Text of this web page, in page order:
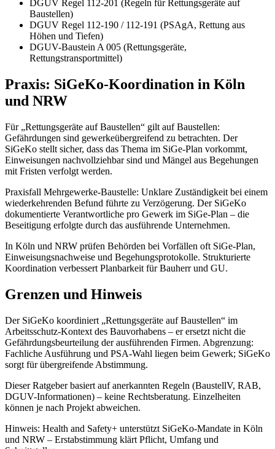
DGUV Regel 112-201 (Regeln für Rettungsgeräte auf
Baustellen)
DGUV Regel 112-190 / 112-191 (PSAgA, Rettung aus
Höhen und Tiefen)
DGUV-Baustein A 005 (Rettungsgeräte,
Rettungstransportmittel)
Praxis: SiGeKo-Koordination in Köln
und NRW
Für „Rettungsgeräte auf Baustellen“ gilt auf Baustellen:
Gefährdungen sind gewerkeübergreifend zu betrachten. Der
SiGeKo stellt sicher, dass das Thema im SiGe-Plan vorkommt,
Einweisungen nachvollziehbar sind und Mängel aus Begehungen
mit Fristen verfolgt werden.
Praxisfall Mehrgewerke-Baustelle: Unklare Zuständigkeit bei einem
wiederkehrenden Befund führte zu Verzögerung. Der SiGeKo
dokumentierte Verantwortliche pro Gewerk im SiGe-Plan – die
Beseitigung erfolgte durch das ausführende Unternehmen.
In Köln und NRW prüfen Behörden bei Vorfällen oft SiGe-Plan,
Einweisungsnachweise und Begehungsprotokolle. Strukturierte
Koordination verbessert Planbarkeit für Bauherr und GU.
Grenzen und Hinweis
Der SiGeKo koordiniert „Rettungsgeräte auf Baustellen“ im
Arbeitsschutz-Kontext des Bauvorhabens – er ersetzt nicht die
Gefährdungsbeurteilung der ausführenden Firmen. Abgrenzung:
Fachliche Ausführung und PSA-Wahl liegen beim Gewerk; SiGeKo
sorgt für übergreifende Abstimmung.
Dieser Ratgeber basiert auf anerkannten Regeln (BaustellV, RAB,
DGUV-Informationen) – keine Rechtsberatung. Einzelheiten
können je nach Projekt abweichen.
Hinweis: Health and Safety+ unterstützt SiGeKo-Mandate in Köln
und NRW – Erstabstimmung klärt Pflicht, Umfang und